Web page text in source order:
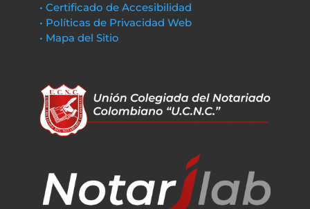
• Certificado de Accesibilidad
• Políticas de Privacidad Web
• Mapa del Sitio